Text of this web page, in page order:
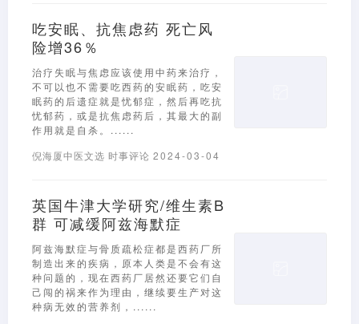
吃安眠、抗焦虑药 死亡风
险增36％
治疗失眠与焦虑应该使用中药来治疗，
不可以也不需要吃西药的安眠药，吃安
眠药的后遗症就是忧郁症，然后再吃抗
忧郁药，或是抗焦虑药后，其最大的副
作用就是自杀。......
倪海厦中医文选 时事评论 2024-03-04
英国牛津大学研究/维生素B
群 可减缓阿兹海默症
阿兹海默症与骨质疏松症都是西药厂所
制造出来的疾病，原本人类是不会有这
种问题的，现在西药厂居然还要它们自
己闯的祸来作为理由，继续要生产对这
种病无效的营养剂，......